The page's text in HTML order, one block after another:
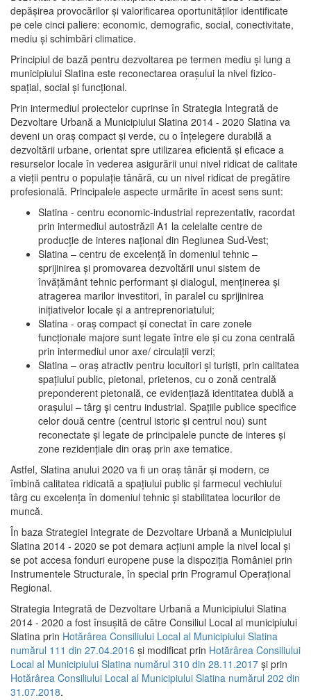
depășirea provocărilor şi valorificarea oportunităţilor identificate
pe cele cinci paliere: economic, demografic, social, conectivitate,
mediu şi schimbări climatice.
Principiul de bază pentru dezvoltarea pe termen mediu şi lung a
municipiului Slatina este reconectarea oraşului la nivel fizico-
spaţial, social şi funcţional.
Prin intermediul proiectelor cuprinse în Strategia Integrată de
Dezvoltare Urbană a Municipiului Slatina 2014 - 2020 Slatina va
deveni un oraş compact şi verde, cu o înţelegere durabilă a
dezvoltării urbane, orientat spre utilizarea eficientă şi eficace a
resurselor locale în vederea asigurării unui nivel ridicat de calitate
a vieţii pentru o populaţie tânără, cu un nivel ridicat de pregătire
profesională. Principalele aspecte urmărite în acest sens sunt:
Slatina - centru economic-industrial reprezentativ, racordat
prin intermediul autostrăzii A1 la celelalte centre de
producţie de interes naţional din Regiunea Sud-Vest;
Slatina – centru de excelenţă în domeniul tehnic –
sprijinirea şi promovarea dezvoltării unui sistem de
învăţământ tehnic performant şi dialogul, menţinerea şi
atragerea marilor investitori, în paralel cu sprijinirea
iniţiativelor locale şi a antreprenoriatului;
Slatina - oraş compact şi conectat în care zonele
funcţionale majore sunt legate între ele şi cu zona centrală
prin intermediul unor axe/ circulații verzi;
Slatina – oraş atractiv pentru locuitori şi turişti, prin calitatea
spaţiului public, pietonal, prietenos, cu o zonă centrală
preponderent pietonală, ce evidenţiază identitatea dublă a
oraşului – târg şi centru industrial. Spaţiile publice specifice
celor două centre (centrul istoric şi centrul nou) sunt
reconectate şi legate de principalele puncte de interes şi
zone rezidenţiale din oraş prin axe tematice.
Astfel, Slatina anului 2020 va fi un oraş tânăr şi modern, ce
îmbină calitatea ridicată a spaţiului public şi farmecul vechiului
târg cu excelenţa în domeniul tehnic şi stabilitatea locurilor de
muncă.
În baza Strategiei Integrate de Dezvoltare Urbană a Municipiului
Slatina 2014 - 2020 se pot demara acţiuni ample la nivel local şi
se pot accesa fonduri europene puse la dispoziţia României prin
Instrumentele Structurale, în special prin Programul Operațional
Regional.
Strategia Integrată de Dezvoltare Urbană a Municipiului Slatina
2014 - 2020 a fost însuşită de către Consiliul Local al municipiului
Slatina prin Hotărârea Consiliului Local al Municipiului Slatina
numărul 111 din 27.04.2016 și modificat prin Hotărârea Consiliului
Local al Municipiului Slatina numărul 310 din 28.11.2017 și prin
Hotărârea Consiliului Local al Municipiului Slatina numărul 202 din
31.07.2018.